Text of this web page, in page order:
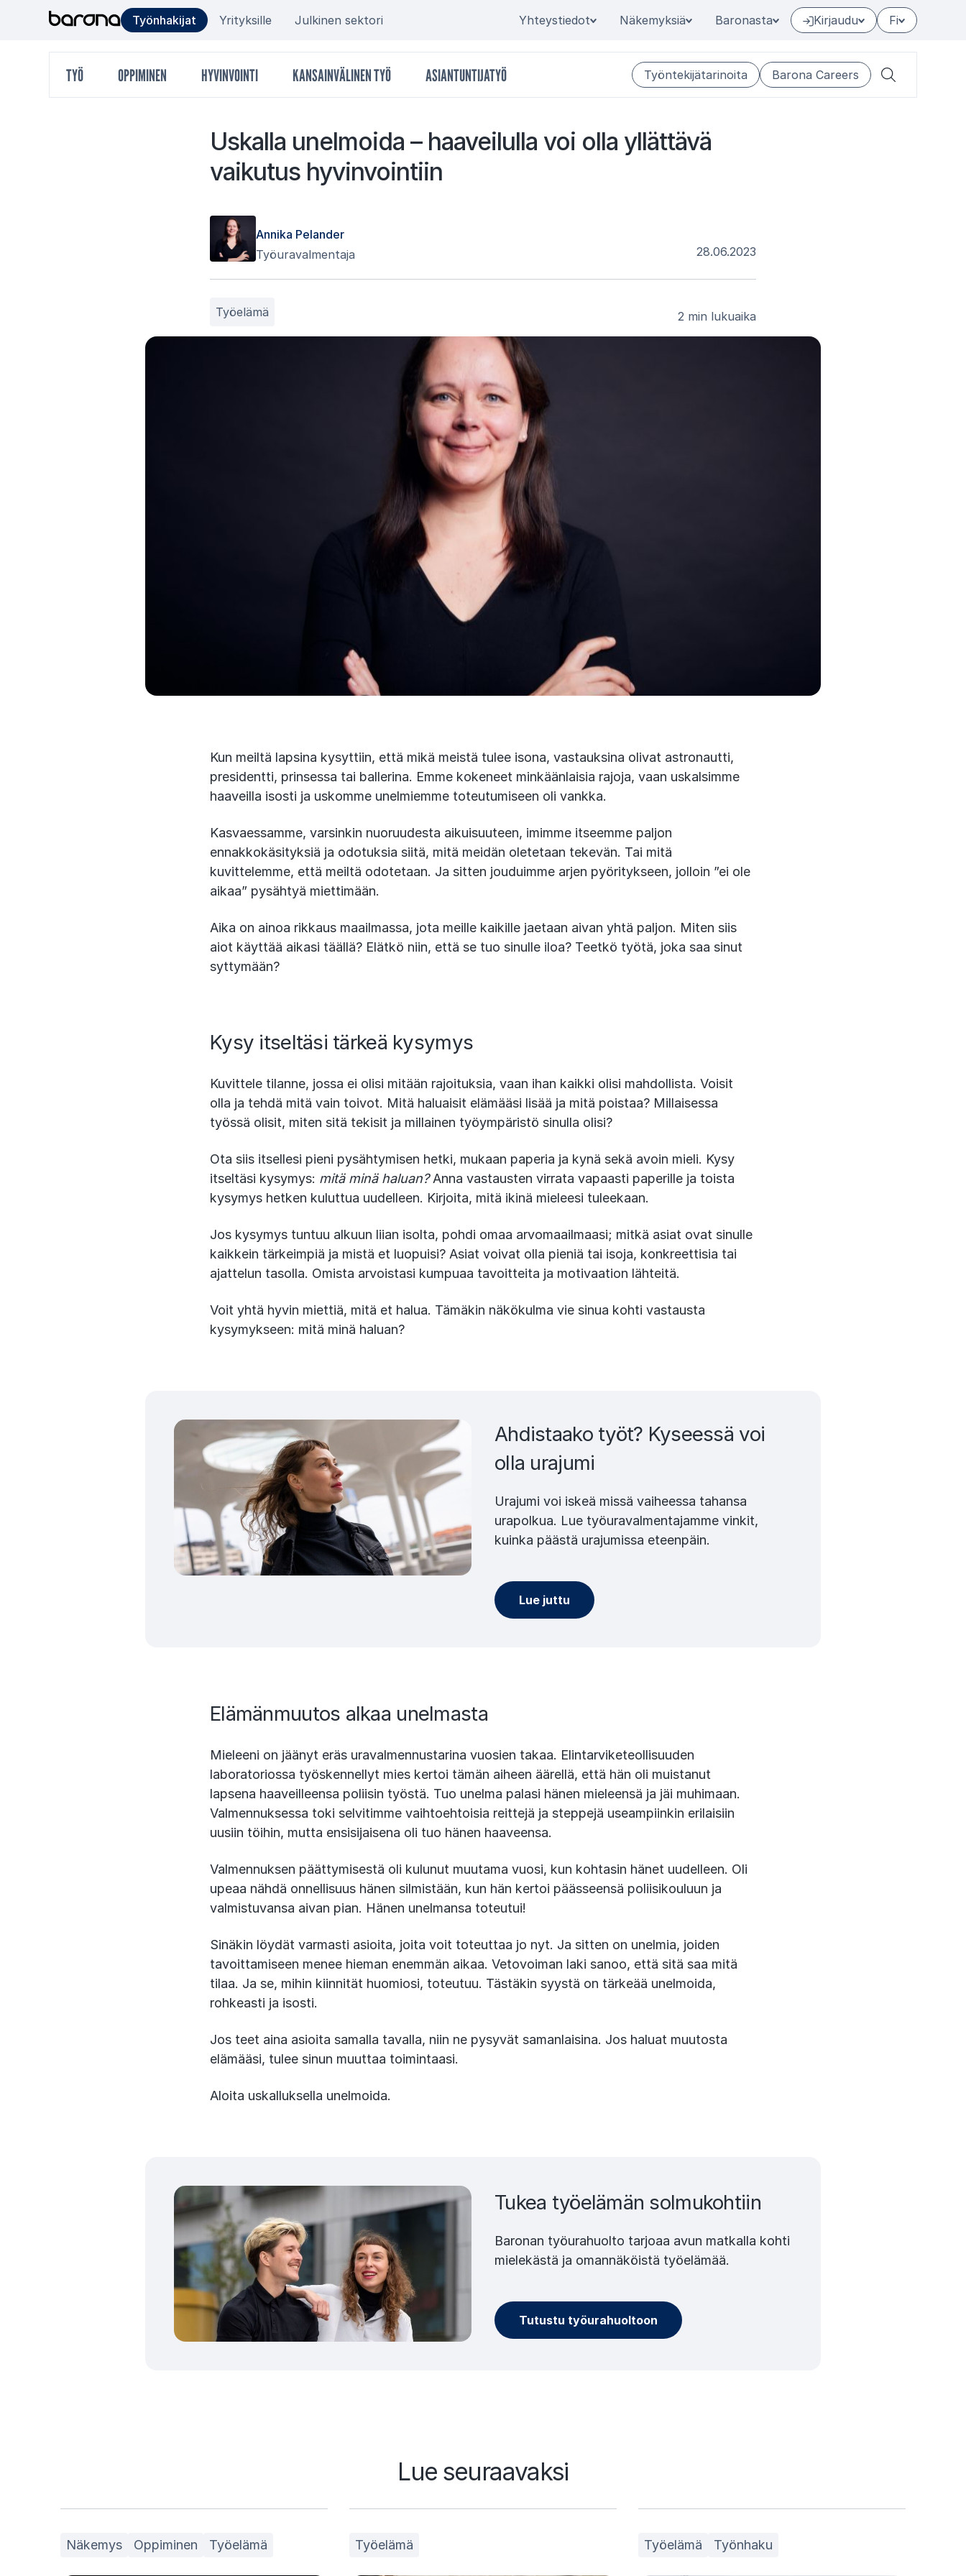
sisältöön
Target
group
menu
Työnhakijat Yrityksille Julkinen sektori SecondaryYhteystiedot Näkemyksiä Baronasta Kirjaudu Fi
Päävalikko
TYÖ OPPIMINEN HYVINVOINTI KANSAINVÄLINEN TYÖ ASIANTUNTIJATYÖ Työntekijätarinoita Barona Careers Hae
Us­kal­la unel­moi­da – haa­vei­lul­la voi olla yl­lät­tä­vä
vai­ku­tus hy­vin­voin­tiin
Annika Pelander
Työuravalmentaja
28.06.2023
Työelämä 2 min lukuaika
Kun meiltä lapsina kysyttiin, että mikä meistä tulee isona, vastauksina olivat astronautti,
presidentti, prinsessa tai ballerina. Emme kokeneet minkäänlaisia rajoja, vaan uskalsimme
haaveilla isosti ja uskomme unelmiemme toteutumiseen oli vankka.
Kasvaessamme, varsinkin nuoruudesta aikuisuuteen, imimme itseemme paljon
ennakkokäsityksiä ja odotuksia siitä, mitä meidän oletetaan tekevän. Tai mitä
kuvittelemme, että meiltä odotetaan. Ja sitten jouduimme arjen pyöritykseen, jolloin ”ei ole
aikaa” pysähtyä miettimään.
Aika on ainoa rikkaus maailmassa, jota meille kaikille jaetaan aivan yhtä paljon. Miten siis
aiot käyttää aikasi täällä? Elätkö niin, että se tuo sinulle iloa? Teetkö työtä, joka saa sinut
syttymään?
Kysy itseltäsi tärkeä kysymys
Kuvittele tilanne, jossa ei olisi mitään rajoituksia, vaan ihan kaikki olisi mahdollista. Voisit
olla ja tehdä mitä vain toivot. Mitä haluaisit elämääsi lisää ja mitä poistaa? Millaisessa
työssä olisit, miten sitä tekisit ja millainen työympäristö sinulla olisi?
Ota siis itsellesi pieni pysähtymisen hetki, mukaan paperia ja kynä sekä avoin mieli. Kysy
itseltäsi kysymys: mitä minä haluan?Anna vastausten virrata vapaasti paperille ja toista
kysymys hetken kuluttua uudelleen. Kirjoita, mitä ikinä mieleesi tuleekaan.
Jos kysymys tuntuu alkuun liian isolta, pohdi omaa arvomaailmaasi; mitkä asiat ovat sinulle
kaikkein tärkeimpiä ja mistä et luopuisi? Asiat voivat olla pieniä tai isoja, konkreettisia tai
ajattelun tasolla. Omista arvoistasi kumpuaa tavoitteita ja motivaation lähteitä.
Voit yhtä hyvin miettiä, mitä et halua. Tämäkin näkökulma vie sinua kohti vastausta
kysymykseen: mitä minä haluan?
Ahdistaako työt? Kyseessä voi
olla urajumi
Urajumi voi iskeä missä vaiheessa tahansa
urapolkua. Lue työuravalmentajamme vinkit,
kuinka päästä urajumissa eteenpäin.
Lue juttu
Elämänmuutos alkaa unelmasta
Mieleeni on jäänyt eräs uravalmennustarina vuosien takaa. Elintarviketeollisuuden
laboratoriossa työskennellyt mies kertoi tämän aiheen äärellä, että hän oli muistanut
lapsena haaveilleensa poliisin työstä. Tuo unelma palasi hänen mieleensä ja jäi muhimaan.
Valmennuksessa toki selvitimme vaihtoehtoisia reittejä ja steppejä useampiinkin erilaisiin
uusiin töihin, mutta ensisijaisena oli tuo hänen haaveensa.
Valmennuksen päättymisestä oli kulunut muutama vuosi, kun kohtasin hänet uudelleen. Oli
upeaa nähdä onnellisuus hänen silmistään, kun hän kertoi päässeensä poliisikouluun ja
valmistuvansa aivan pian. Hänen unelmansa toteutui!
Sinäkin löydät varmasti asioita, joita voit toteuttaa jo nyt. Ja sitten on unelmia, joiden
tavoittamiseen menee hieman enemmän aikaa. Vetovoiman laki sanoo, että sitä saa mitä
tilaa. Ja se, mihin kiinnität huomiosi, toteutuu. Tästäkin syystä on tärkeää unelmoida,
rohkeasti ja isosti.
Jos teet aina asioita samalla tavalla, niin ne pysyvät samanlaisina. Jos haluat muutosta
elämääsi, tulee sinun muuttaa toimintaasi.
Aloita uskalluksella unelmoida.
Tukea työelämän solmukohtiin
Baronan työurahuolto tarjoaa avun matkalla kohti
mielekästä ja omannäköistä työelämää.
Tutustu työurahuoltoon
Lue seuraavaksi
Näkemys Oppiminen Työelämä Työelämä Työelämä Työnhaku